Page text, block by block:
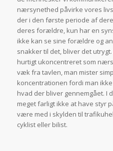
nærsynethed påvirke vores
der i den første periode af
deres forældre, kun har en
ikke kan se sine forældre og
snakker til det, bliver det
hurtigt ukoncentreret som
væk fra tavlen, man mister
koncentrationen fordi man
hvad der bliver gennemgået. I
meget farligt ikke at have styr
være med i skylden til
cyklist eller bilist.